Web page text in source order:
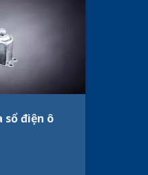
sổ điện ô